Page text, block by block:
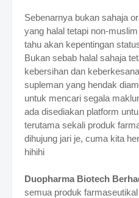
Sebenarnya bukan sahaja
yang halal tetapi non-
tahu akan kepentingan
Bukan sebab halal sahaja
kebersihan dan
supleman yang hendak
untuk mencari segala
ada disediakan platform
terutama sekali produk
dihujung jari je, cuma kita
hihihi
Duopharma Biotech
semua produk